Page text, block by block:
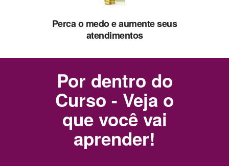
Perca o medo e aumente seus
atendimentos
Por dentro do
Curso - Veja o
que você vai
aprender!